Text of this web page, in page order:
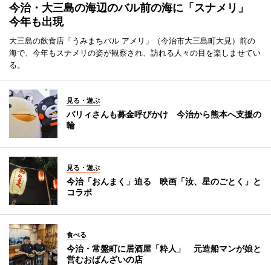
今治・大三島の海辺のバル前の海に「スナメリ」
今年も出現
大三島の飲食店「うみまちバル アメリ」（今治市大三島町大見）前の
海で、今年もスナメリの姿が観察され、訪れる人々の目を楽しませてい
る。
見る・遊ぶ
バリィさんも募金呼びかけ 今治から熊本へ支援の
輪
見る・遊ぶ
今治「おんまく」迫る 映画「汝、星のごとく」と
コラボ
食べる
今治・常盤町に居酒屋「粋人」 元造船マンが娘と
営むおばんざいの店